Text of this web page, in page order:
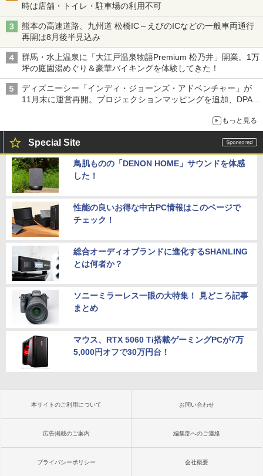
時は店舗・トイレ・駐車場の利用不可
熊本の高速道路、九州道 松橋IC～えびのICなどの一般車両通行
再開は8月後半見込み
群馬・水上温泉に「大江戸温泉物語Premium 松乃井」開業。1万
坪の庭園湯めぐり＆豪華バイキングを体験してきた！
ディズニーシー「インディ・ジョーンズ・アドベンチャー」が
11月末に運営再開。プロジェクションマッピングを追加、DPA
もっと見る
Special Site
鳥肌ものの「DENON HOME」サウンドを体感
した！
性能の良いお得な中古PC情報はこのページで
チェック！
総合オーディオブランドに進化するSHANLING
とは何者か？
ソニーミラーレス一眼の大特集！ 見どころ記事
まとめ
マウス、RTX 5060 Ti搭載ゲーミングPCが7万
5,000円オフで30万円台！
本サイトのご利用について お問い合わせ
広告掲載のご案内 編集部へのご連絡
プライバシーポリシー 会社概要